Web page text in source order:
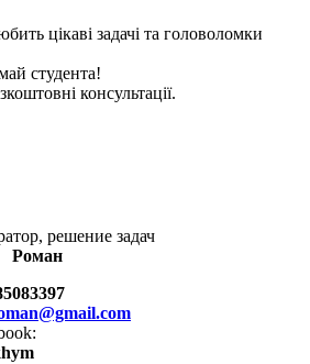
цікаві задачі та головоломки
студента!
консультації.
решение задач
Роман